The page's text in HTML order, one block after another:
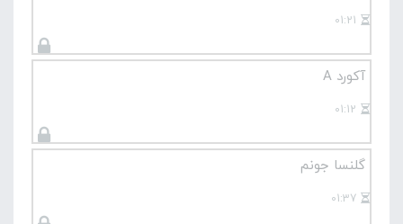
01:21
آکورد A
01:12
گلنسا جونم
01:37